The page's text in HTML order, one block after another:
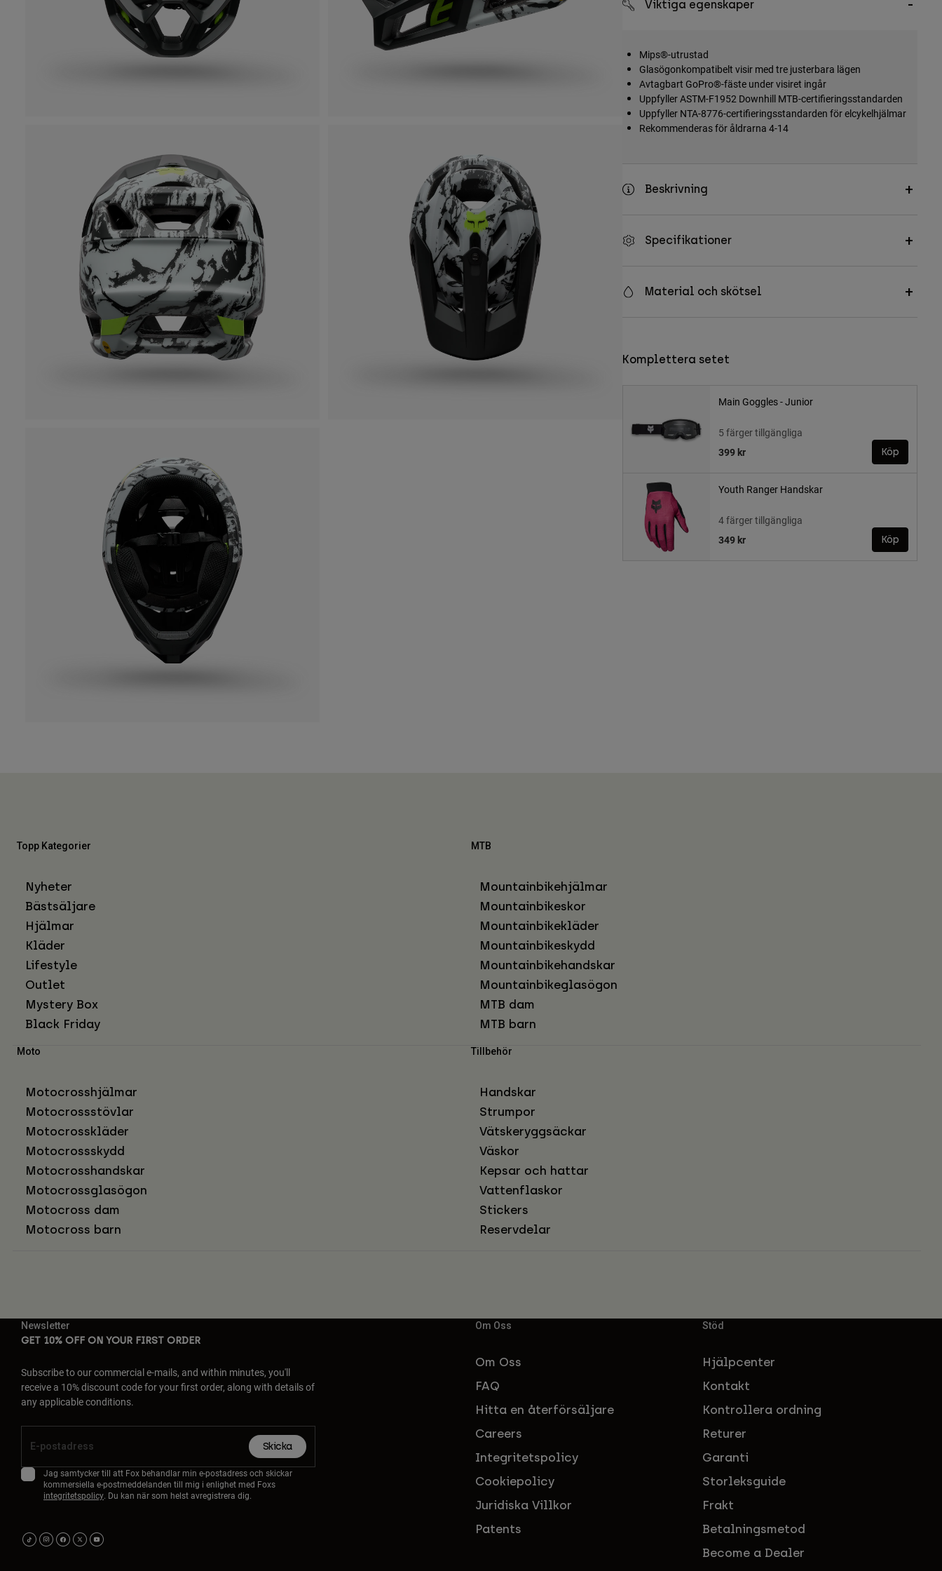
Viktiga egenskaper
Mips®-utrustad
Glasögonkompatibelt visir med tre justerbara lägen
Avtagbart GoPro®-fäste under visiret ingår
Uppfyller ASTM-F1952 Downhill MTB-certifieringsstandarden
Uppfyller NTA-8776-certifieringsstandarden för elcykelhjälmar
Rekommenderas för åldrarna 4-14
Beskrivning
Specifikationer
Material och skötsel
Komplettera setet
Main Goggles - Junior
5 färger tillgängliga
399 kr
Köp
Youth Ranger Handskar
4 färger tillgängliga
349 kr
Köp
Topp Kategorier
Nyheter
Bästsäljare
Hjälmar
Kläder
Lifestyle
Outlet
Mystery Box
Black Friday
MTB
Mountainbikehjälmar
Mountainbikeskor
Mountainbikekläder
Mountainbikeskydd
Mountainbikehandskar
Mountainbikeglasögon
MTB dam
MTB barn
Moto
Motocrosshjälmar
Motocrossstövlar
Motocrosskläder
Motocrossskydd
Motocrosshandskar
Motocrossglasögon
Motocross dam
Motocross barn
Tillbehör
Handskar
Strumpor
Vätskeryggsäckar
Väskor
Kepsar och hattar
Vattenflaskor
Stickers
Reservdelar
Newsletter
GET 10% OFF ON YOUR FIRST ORDER
Subscribe to our commercial e-mails, and within minutes, you'll
receive a 10% discount code for your first order, along with details of
any applicable conditions.
Skicka
Jag samtycker till att Fox behandlar min e-postadress och skickar
kommersiella e-postmeddelanden till mig i enlighet med Foxs
integritetspolicy. Du kan när som helst avregistrera dig.
Om Oss
Om Oss
FAQ
Hitta en återförsäljare
Careers
Integritetspolicy
Cookiepolicy
Juridiska Villkor
Patents
Stöd
Hjälpcenter
Kontakt
Kontrollera ordning
Returer
Garanti
Storleksguide
Frakt
Betalningsmetod
Become a Dealer